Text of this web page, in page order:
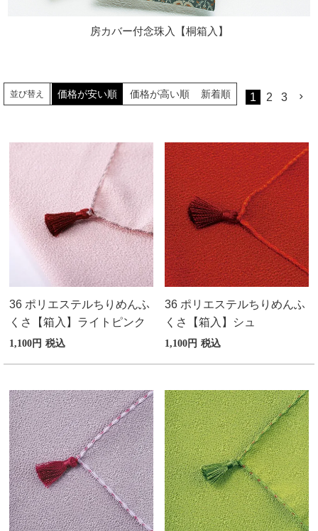
房カバー付念珠入【桐箱入】
並び替え 価格が安い順 価格が高い順 新着順 1 2 3
36 ポリエステルちりめんふ
くさ【箱入】ライトピンク
1,100 税込
36 ポリエステルちりめんふ
くさ【箱入】シュ
1,100 税込